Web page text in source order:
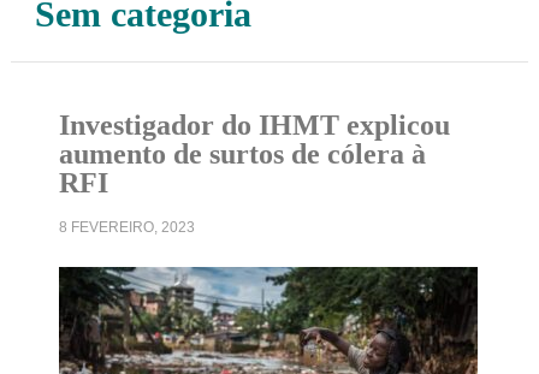
Sem categoria
Investigador do IHMT explicou
aumento de surtos de cólera à
RFI
8 FEVEREIRO, 2023